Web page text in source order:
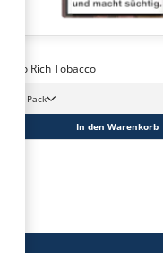
neo Rich Tobacco
10 -Pack
In den Warenkorb